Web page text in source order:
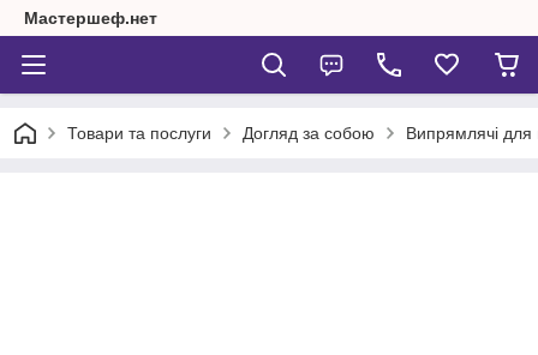
Мастершеф.нет
Товари та послуги Догляд за собою Випрямлячі для